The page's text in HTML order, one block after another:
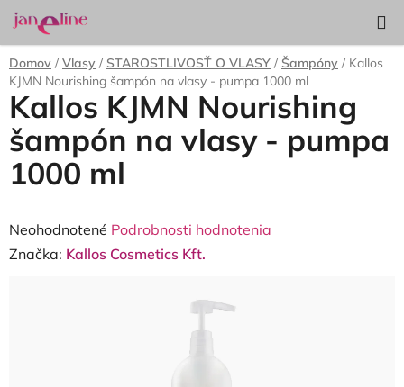
Prejsť
na
obsah
KOŠÍK
Domov / Vlasy / STAROSTLIVOSŤ O VLASY / Šampóny / Kallos
KJMN Nourishing šampón na vlasy - pumpa 1000 ml
Kallos KJMN Nourishing
šampón na vlasy - pumpa
1000 ml
Priemerné
hodnotenie
Neohodnotené Podrobnosti hodnotenia
Značka: Kallos Cosmetics Kft.